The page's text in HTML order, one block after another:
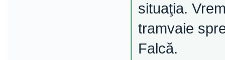
situaţia.
tramvaie
Falcă.